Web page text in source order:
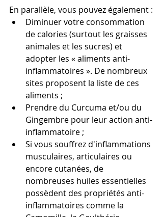
En parallèle, vous pouvez également :
Diminuer votre consommation
de calories (surtout les graisses
animales et les sucres) et
adopter les « aliments anti-
inflammatoires ». De nombreux
sites proposent la liste de ces
aliments ;
Prendre du Curcuma et/ou du
Gingembre pour leur action anti-
inflammatoire ;
Si vous souffrez d'inflammations
musculaires, articulaires ou
encore cutanées, de
nombreuses huiles essentielles
possèdent des propriétés anti-
inflammatoires comme la